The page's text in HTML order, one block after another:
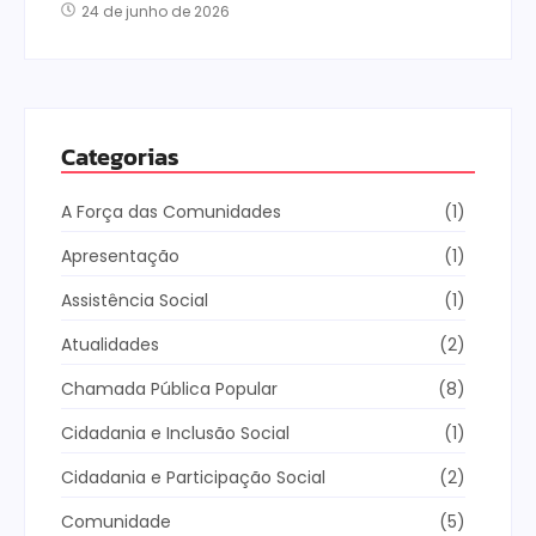
24 de junho de 2026
Categorias
A Força das Comunidades
(1)
Apresentação
(1)
Assistência Social
(1)
Atualidades
(2)
Chamada Pública Popular
(8)
Cidadania e Inclusão Social
(1)
Cidadania e Participação Social
(2)
Comunidade
(5)